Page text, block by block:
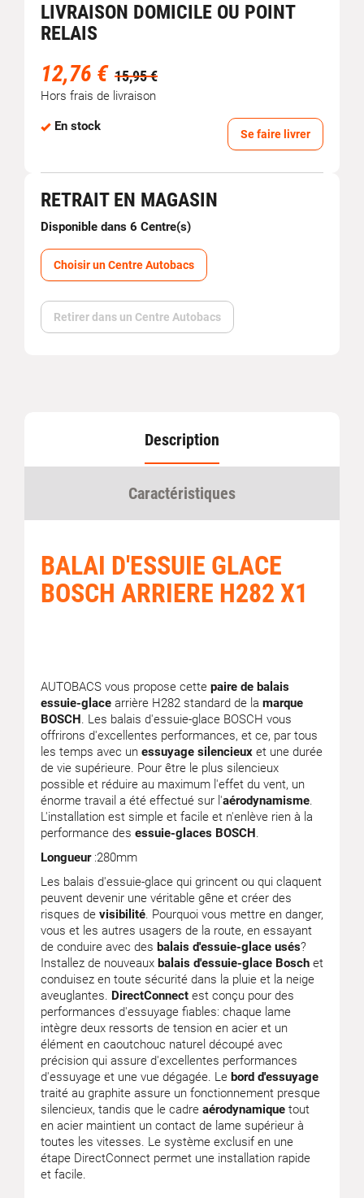
LIVRAISON DOMICILE OU POINT
RELAIS
12,76 € 15,95 €
Hors frais de livraison
En stock
Se faire livrer
RETRAIT EN MAGASIN
Disponible dans 6 Centre(s)
Choisir un Centre Autobacs
Retirer dans un Centre Autobacs
Description
Caractéristiques
BALAI D'ESSUIE GLACE
BOSCH ARRIERE H282 X1
AUTOBACS vous propose cette paire de balais
essuie-glace arrière H282 standard de la marque
BOSCH. Les balais d'essuie-glace BOSCH vous
offrirons d'excellentes performances, et ce, par tous
les temps avec un essuyage silencieux et une durée
de vie supérieure. Pour être le plus silencieux
possible et réduire au maximum l'effet du vent, un
énorme travail a été effectué sur l'aérodynamisme.
L'installation est simple et facile et n'enlève rien à la
performance des essuie-glaces BOSCH.
Longueur:280mm
Les balais d'essuie-glace qui grincent ou qui claquent
peuvent devenir une véritable gêne et créer des
risques de visibilité. Pourquoi vous mettre en danger,
vous et les autres usagers de la route, en essayant
de conduire avec des balais d'essuie-glace usés?
Installez de nouveaux balais d'essuie-glace Bosch et
conduisez en toute sécurité dans la pluie et la neige
aveuglantes. DirectConnect est conçu pour des
performances d'essuyage fiables: chaque lame
intègre deux ressorts de tension en acier et un
élément en caoutchouc naturel découpé avec
précision qui assure d'excellentes performances
d'essuyage et une vue dégagée. Le bord d'essuyage
traité au graphite assure un fonctionnement presque
silencieux, tandis que le cadre aérodynamique tout
en acier maintient un contact de lame supérieur à
toutes les vitesses. Le système exclusif en une
étape DirectConnect permet une installation rapide
et facile.